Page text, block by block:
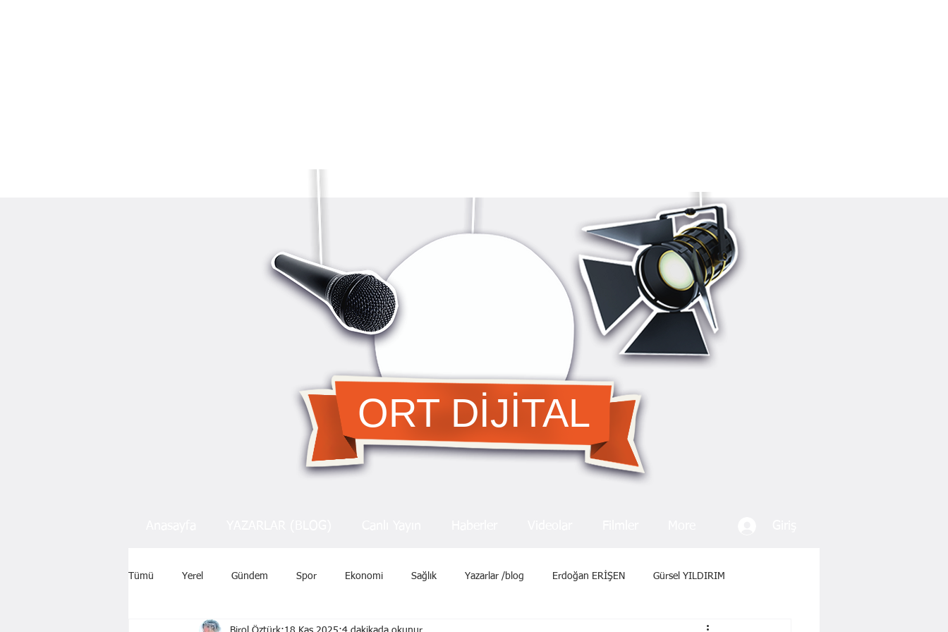
ORT DİJİTAL
Tümü Yerel Gündem Spor Ekonomi Sağlık Yazarlar /blog Erdoğan ERİŞEN Gürsel YILDIRIM